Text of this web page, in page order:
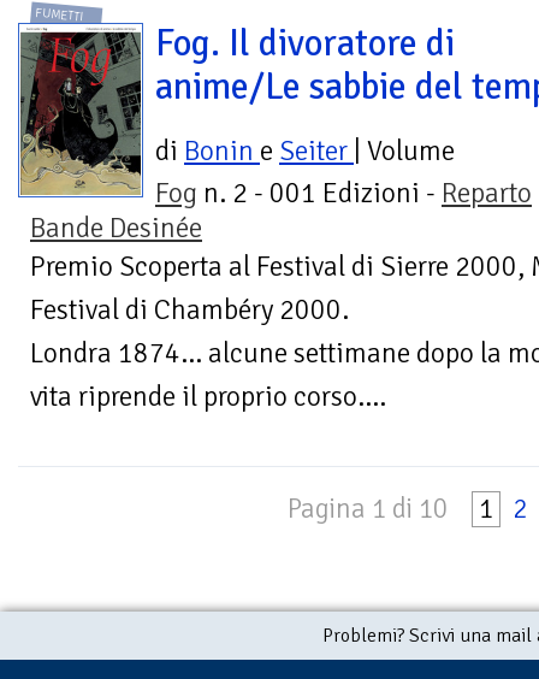
FUMETTI
Fog. Il divoratore di
anime/Le sabbie del
di Bonin e Seiter | Volume
Fog n. 2 - 001 Edizioni - Reparto
Bande Desinée
Premio Scoperta al Festival di Sierre
Festival di Chambéry 2000.
Londra 1874… alcune settimane dopo la
vita riprende il proprio corso....
Pagina 1 di 10 1 2
Problemi? Scrivi una